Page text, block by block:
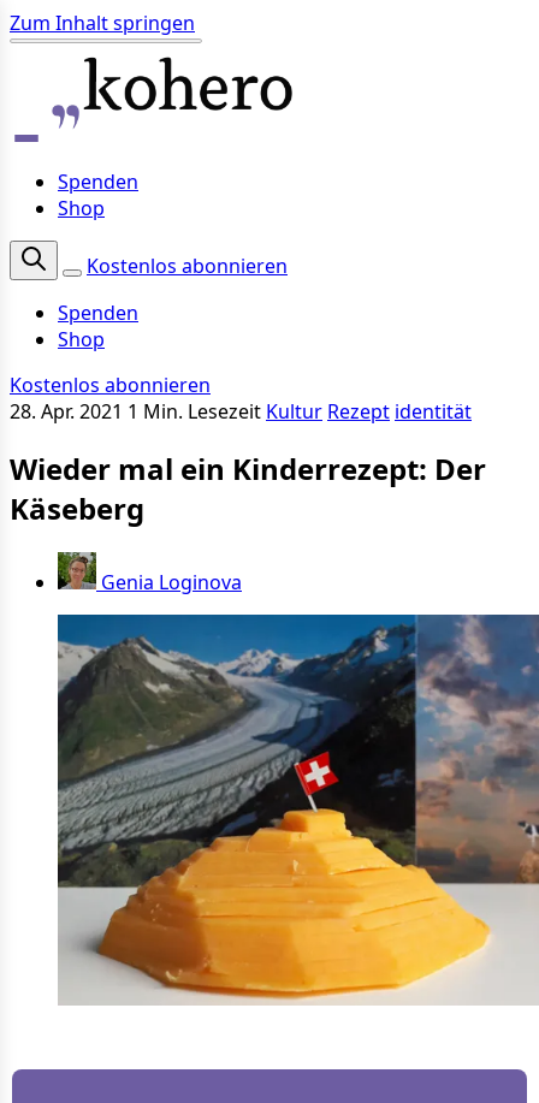
Zum Inhalt springen
Spenden
Shop
Kostenlos abonnieren
Spenden
Shop
Kostenlos abonnieren
28. Apr. 2021 1 Min. Lesezeit Kultur Rezept identität
Wieder mal ein Kinderrezept: Der
Käseberg
Genia Loginova